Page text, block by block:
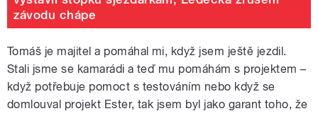
závodu chápe
Tomáš je majitel a pomáhal mi, když jsem ještě jezdil.
Stali jsme se kamarádi a teď mu pomáhám s projektem –
když potřebuje pomoct s testováním nebo když se
domlouval projekt Ester, tak jsem byl jako garant toho, že